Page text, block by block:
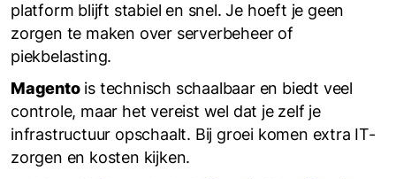
platform blijft stabiel en snel. Je hoeft je geen
zorgen te maken over serverbeheer of
piekbelasting.
Magentois technisch schaalbaar en biedt veel
controle, maar het vereist wel dat je zelf je
infrastructuur opschaalt. Bij groei komen extra IT-
zorgen en kosten kijken.